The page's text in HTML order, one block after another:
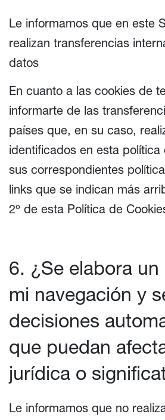
Le informamos que en este
realizan transferencias
datos
En cuanto a las cookies de
informarte de las
países que, en su caso,
identificados en esta política
sus correspondientes
links que se indican más
2º de esta Política de
6. ¿Se elabora
mi navegación y
decisiones
que puedan
jurídica o
Le informamos que no